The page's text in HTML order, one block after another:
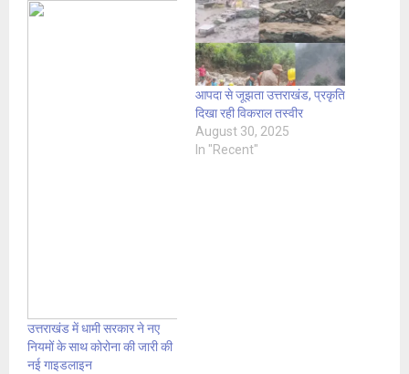
उत्तराखंड में धामी सरकार ने नए
नियमों के साथ कोरोना की जारी की
नई गाइडलाइन
आपदा से जूझता उत्तराखंड, प्रकृति
दिखा रही विकराल तस्वीर
August 30, 2025
In "Recent"